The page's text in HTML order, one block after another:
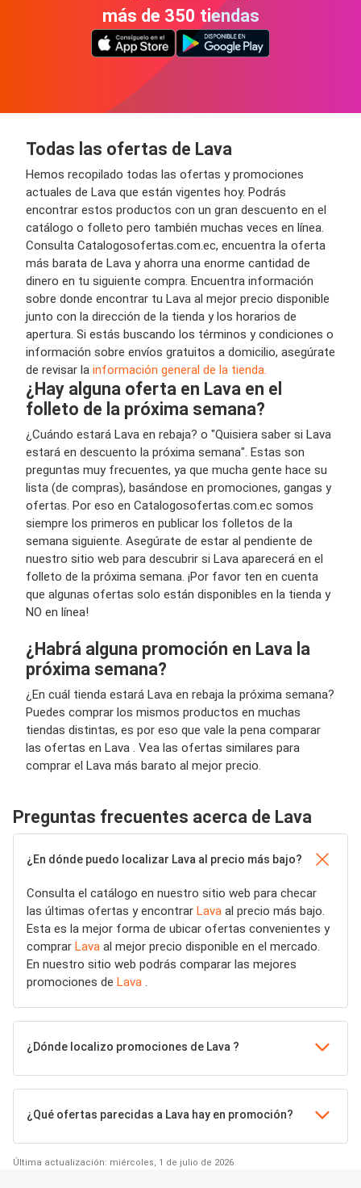
más de 350 tiendas
Todas las ofertas de Lava
Hemos recopilado todas las ofertas y promociones
actuales de Lava que están vigentes hoy. Podrás
encontrar estos productos con un gran descuento en el
catálogo o folleto pero también muchas veces en línea.
Consulta Catalogosofertas.com.ec, encuentra la oferta
más barata de Lava y ahorra una enorme cantidad de
dinero en tu siguiente compra. Encuentra información
sobre donde encontrar tu Lava al mejor precio disponible
junto con la dirección de la tienda y los horarios de
apertura. Si estás buscando los términos y condiciones o
información sobre envíos gratuitos a domicilio, asegúrate
de revisar la información general de la tienda.
¿Hay alguna oferta en Lava en el
folleto de la próxima semana?
¿Cuándo estará Lava en rebaja? o "Quisiera saber si Lava
estará en descuento la próxima semana". Estas son
preguntas muy frecuentes, ya que mucha gente hace su
lista (de compras), basándose en promociones, gangas y
ofertas. Por eso en Catalogosofertas.com.ec somos
siempre los primeros en publicar los folletos de la
semana siguiente. Asegúrate de estar al pendiente de
nuestro sitio web para descubrir si Lava aparecerá en el
folleto de la próxima semana. ¡Por favor ten en cuenta
que algunas ofertas solo están disponibles en la tienda y
NO en línea!
¿Habrá alguna promoción en Lava la
próxima semana?
¿En cuál tienda estará Lava en rebaja la próxima semana?
Puedes comprar los mismos productos en muchas
tiendas distintas, es por eso que vale la pena comparar
las ofertas en Lava . Vea las ofertas similares para
comprar el Lava más barato al mejor precio.
Preguntas frecuentes acerca de Lava
¿En dónde puedo localizar Lava al precio más bajo?
Consulta el catálogo en nuestro sitio web para checar
las últimas ofertas y encontrar Lava al precio más bajo.
Esta es la mejor forma de ubicar ofertas convenientes y
comprar Lava al mejor precio disponible en el mercado.
En nuestro sitio web podrás comparar las mejores
promociones de Lava .
¿Dónde localizo promociones de Lava ?
¿Qué ofertas parecidas a Lava hay en promoción?
Última actualización: miércoles, 1 de julio de 2026